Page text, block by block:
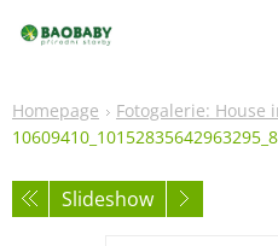
Homepage
Fotogalerie: House
Slideshow